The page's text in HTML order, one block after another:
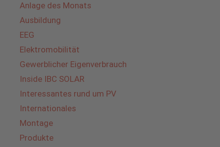
Anlage des Monats
Ausbildung
EEG
Elektromobilität
Gewerblicher Eigenverbrauch
Inside IBC SOLAR
Interessantes rund um PV
Internationales
Montage
Produkte